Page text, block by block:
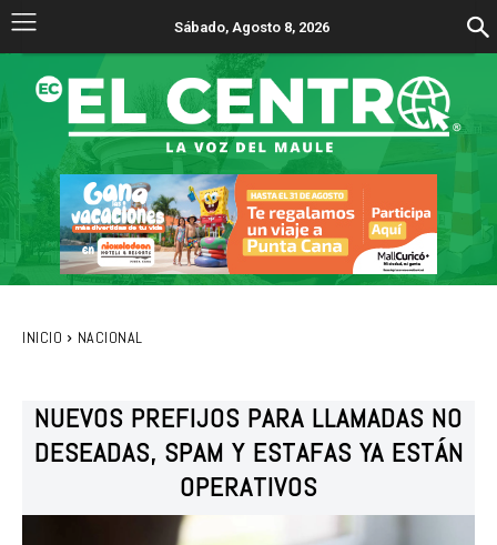
Sábado, Agosto 8, 2026
INICIO NACIONAL
NUEVOS PREFIJOS PARA LLAMADAS NO
DESEADAS, SPAM Y ESTAFAS YA ESTÁN
OPERATIVOS